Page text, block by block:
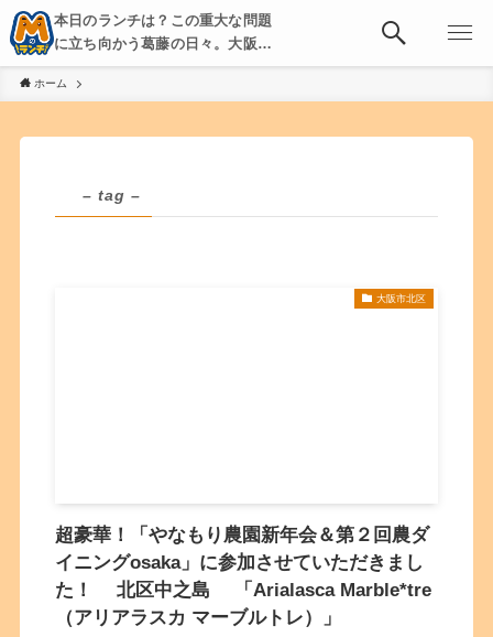
本日のランチは？この重大な問題
に立ち向かう葛藤の日々。大阪・
京都・神戸を中心とした食べ歩
き、飲み歩きを綴る。
ホーム
– tag –
大阪市北区
超豪華！「やなもり農園新年会＆第２回農ダ
イニングosaka」に参加させていただきまし
た！ 北区中之島 「Arialasca Marble*tre
（アリアラスカ マーブルトレ）」